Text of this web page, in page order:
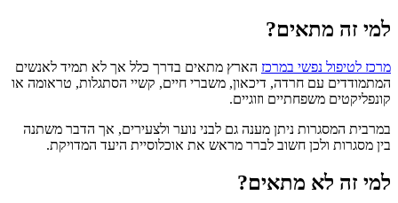
למי זה מתאים?
מרכז לטיפול נפשי במרכז הארץ מתאים בדרך כלל אך לא תמיד לאנשים
המתמודדים עם חרדה, דיכאון, משברי חיים, קשיי הסתגלות, טראומה או
קונפליקטים משפחתיים וזוגיים.
במרבית המסגרות ניתן מענה גם לבני נוער ולצעירים, אך הדבר משתנה
בין מסגרות ולכן חשוב לברר מראש את אוכלוסיית היעד המדויקת.
למי זה לא מתאים?